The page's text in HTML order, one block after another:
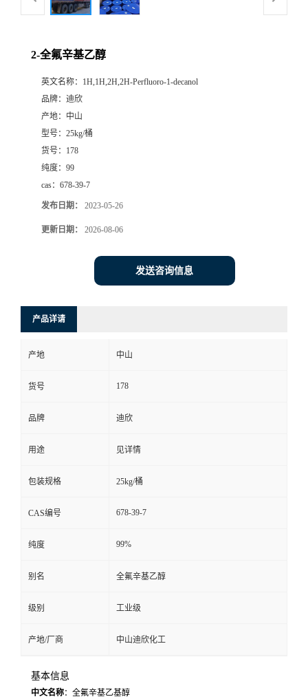
厅
式
2-全氟辛基乙醇
英文名称： 1H,1H,2H,2H-Perfluoro-1-decanol
品牌： 迪欣
产地： 中山
型号： 25kg/桶
货号： 178
纯度： 99
cas： 678-39-7
发布日期： 2023-05-26
更新日期： 2026-08-06
发送咨询信息
产品详请
产地 中山
货号 178
品牌 迪欣
用途 见详情
包装规格 25kg/桶
CAS编号 678-39-7
纯度 99%
别名 全氟辛基乙醇
级别 工业级
产地/厂商 中山迪欣化工
基本信息
中文名称：全氟辛基乙基醇